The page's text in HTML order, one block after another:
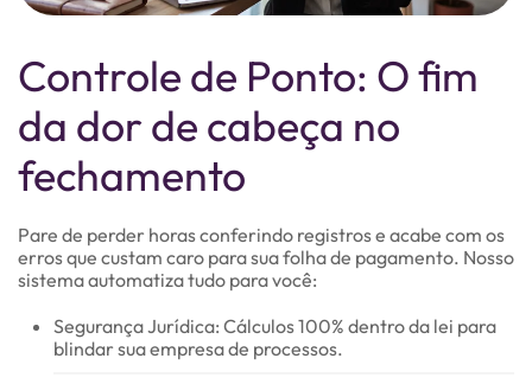
Controle de Ponto: O fim
da dor de cabeça no
fechamento
Pare de perder horas conferindo registros e acabe com os
erros que custam caro para sua folha de pagamento. Nosso
sistema automatiza tudo para você:
Segurança Jurídica: Cálculos 100% dentro da lei para
blindar sua empresa de processos.